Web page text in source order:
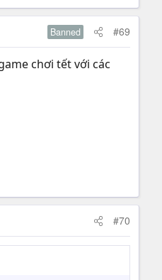
Banned #69
chơi tết với các
#70